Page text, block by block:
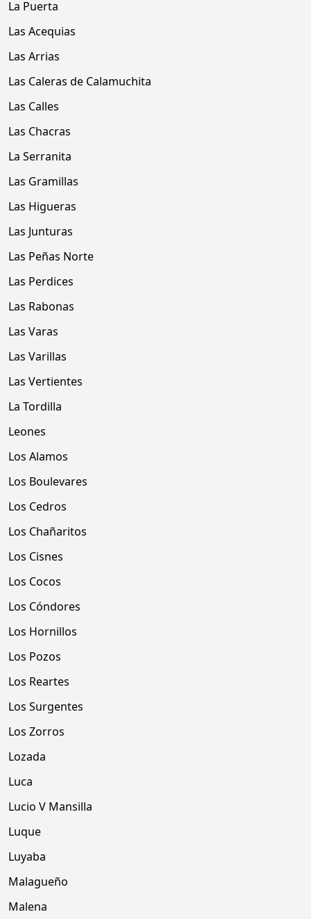
La Puerta
Las Acequias
Las Arrias
Las Caleras de Calamuchita
Las Calles
Las Chacras
La Serranita
Las Gramillas
Las Higueras
Las Junturas
Las Peñas Norte
Las Perdices
Las Rabonas
Las Varas
Las Varillas
Las Vertientes
La Tordilla
Leones
Los Alamos
Los Boulevares
Los Cedros
Los Chañaritos
Los Cisnes
Los Cocos
Los Cóndores
Los Hornillos
Los Pozos
Los Reartes
Los Surgentes
Los Zorros
Lozada
Luca
Lucio V Mansilla
Luque
Luyaba
Malagueño
Malena